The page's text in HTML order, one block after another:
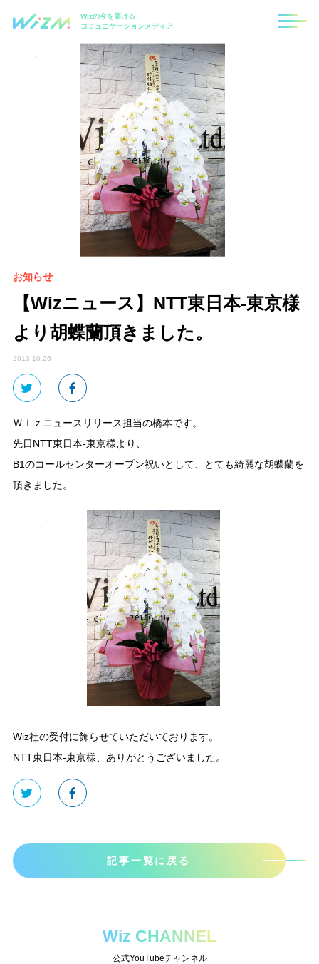
Wizの今を届ける
コミュニケーションメディア
お知らせ
【Wizニュース】NTT東日本-東京様
より胡蝶蘭頂きました。
2013.10.26
Ｗｉｚニュースリリース担当の橋本です。
先日NTT東日本-東京様より、
B1のコールセンターオープン祝いとして、とても綺麗な胡蝶蘭を
頂きました。
Wiz社の受付に飾らせていただいております。
NTT東日本-東京様、ありがとうございました。
記事一覧に戻る
Wiz CHANNEL
公式YouTubeチャンネル